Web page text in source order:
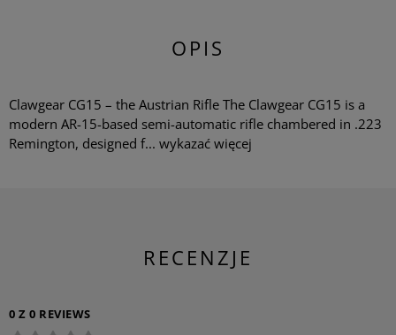
OPIS
Clawgear CG15 – the Austrian Rifle The Clawgear CG15 is a
modern AR-15-based semi-automatic rifle chambered in .223
Remington, designed f... wykazać więcej
RECENZJE
0 Z 0 REVIEWS